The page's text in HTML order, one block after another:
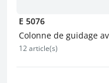
E 5076
Colonne de guidage
12 article(s)